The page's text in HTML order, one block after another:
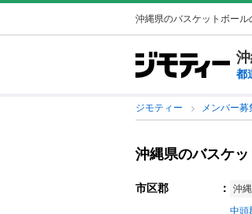
沖縄県のバスケットボール
都
ジモティー メンバー募
沖縄県のバスケ
市区郡 ： 沖
中頭